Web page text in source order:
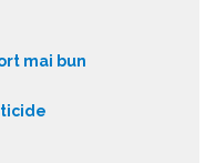
mai bun